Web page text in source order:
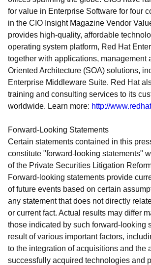
for value in Enterprise Software for four
in the CIO Insight Magazine Vendor
provides high-quality, affordable
operating system platform, Red Hat
together with applications, management
Oriented Architecture (SOA) solutions,
Enterprise Middleware Suite. Red Hat
training and consulting services to its
worldwide. Learn more: http://
Forward-Looking Statements
Certain statements contained in this
constitute "forward-looking statements"
of the Private Securities Litigation
Forward-looking statements provide
of future events based on certain
any statement that does not directly
or current fact. Actual results may differ
those indicated by such forward-looking
result of various important factors,
to the integration of acquisitions and the
successfully acquired technologies and